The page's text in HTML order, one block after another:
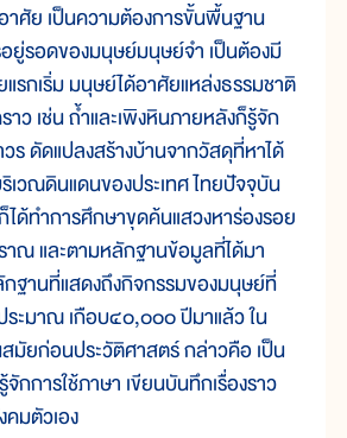
เป็นความต้องการขั้นพื้นฐาน
ยู่รอดของมนุษย์มนุษย์จำ เป็นต้องมี
รกเริ่ม มนุษย์ได้อาศัยแหล่งธรรมชาติ
ว เช่น ถ้ำและเพิงหินภายหลังก็รู้จัก
ร ดัดแปลงสร้างบ้านจากวัสดุที่หาได้
เวณดินแดนของประเทศ ไทยปัจจุบัน
ด้ทำการศึกษาขุดค้นแสวงหาร่องรอย
ณ และตามหลักฐานข้อมูลที่ได้มา
กฐานที่แสดงถึงกิจกรรมของมนุษย์ที่
ะมาณ เกือบ๔๐,๐๐๐ ปีมาแล้ว ใน
มัยก่อนประวัติศาสตร์ กล่าวคือ เป็น
กการใช้ภาษา เขียนบันทึกเรื่องราว
คมตัวเอง